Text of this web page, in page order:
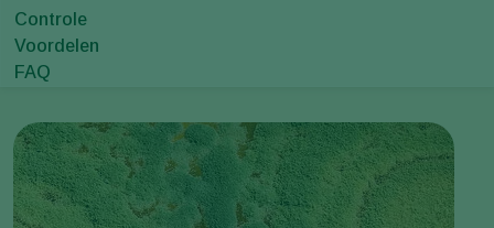
Controle
Voordelen
FAQ